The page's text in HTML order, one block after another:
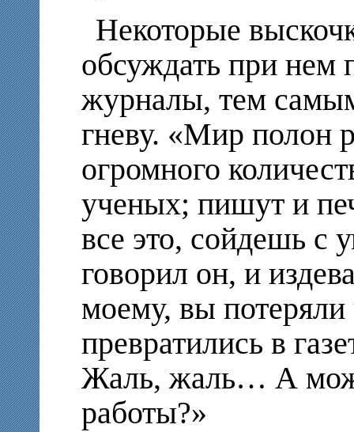
Некоторые
обсуждать при нем
журналы, тем
гневу. «Мир полон
огромного
ученых; пишут и
все это, сойдешь с
говорил он, и
моему, вы потеряли
превратились в
Жаль, жаль… А
работы?»